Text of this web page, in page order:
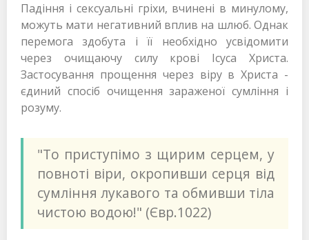
Падіння і сексуальні гріхи, вчинені в минулому,
можуть мати негативний вплив на шлюб. Однак
перемога здобута і її необхідно усвідомити
через очищаючу силу крові Ісуса Христа.
Застосування прощення через віру в Христа -
єдиний спосіб очищення зараженої сумління і
розуму.
"То приступімо з щирим серцем, у
повноті віри, окропивши серця від
сумління лукавого та обмивши тіла
чистою водою!" (Євр.1022)